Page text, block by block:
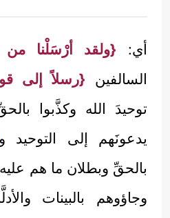
أي: {ولقد أرْسَلْنا
السالفين {رسلاً إلى
توحيدَ الله وكذَّبوا
يدعونَهم إلى التوحيد و
بالحقِّ وبطلان ما هم
وجاؤوهم بالبينات